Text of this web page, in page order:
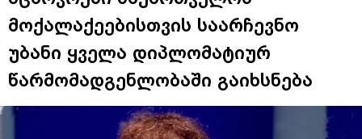
მოქალაქეებისთვის საარჩევნო
უბანი ყველა დიპლომატიურ
წარმომადგენლობაში გაიხსნება